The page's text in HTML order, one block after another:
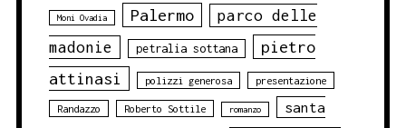
Moni Ovadia Palermo
parco delle
madonie
petralia sottana
pietro
attinasi
polizzi generosa presentazione
Randazzo Roberto Sottile romanzo santa